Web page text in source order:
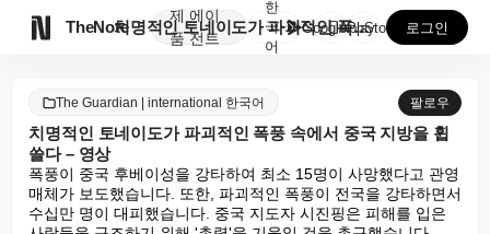
TheNote
제
품
에이
전트
치명적인 토네이도가 파괴적인 폭풍 속에서 중국 지방을 ...
한
국
어
GooglePlay
AppStore 로그인
The Guardian | international 한국어 팔로우
치명적인 토네이도가 파괴적인 폭풍 속에서 중국 지방을 휩
쓸다 – 영상
폭풍이 중국 후베이성을 강타하여 최소 15명이 사망했다고 관영
매체가 보도했습니다. 또한, 파괴적인 폭풍이 전국을 강타하면서
수십만 명이 대피했습니다. 중국 지도자 시진핑은 피해를 입은